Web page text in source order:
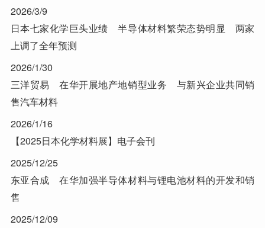
2026/3/9
日本七家化学巨头业绩 半导体材料繁荣态势明显 两家
上调了全年预测
2026/1/30
三洋贸易 在华开展地产地销型业务 与新兴企业共同销
售汽车材料
2026/1/16
【2025日本化学材料展】电子会刊
2025/12/25
东亚合成 在华加强半导体材料与锂电池材料的开发和销
售
2025/12/09